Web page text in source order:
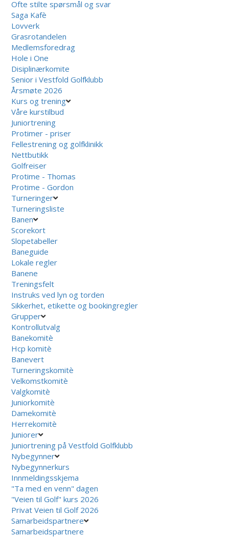
Ofte stilte spørsmål og svar
Saga Kafè
Lovverk
Grasrotandelen
Medlemsforedrag
Hole i One
Disiplinærkomite
Senior i Vestfold Golfklubb
Årsmøte 2026
Kurs og trening
Våre kurstilbud
Juniortrening
Protimer - priser
Fellestrening og golfklinikk
Nettbutikk
Golfreiser
Protime - Thomas
Protime - Gordon
Turneringer
Turneringsliste
Banen
Scorekort
Slopetabeller
Baneguide
Lokale regler
Banene
Treningsfelt
Instruks ved lyn og torden
Sikkerhet, etikette og bookingregler
Grupper
Kontrollutvalg
Banekomitè
Hcp komitè
Banevert
Turneringskomitè
Velkomstkomitè
Valgkomitè
Juniorkomitè
Damekomitè
Herrekomitè
Juniorer
Juniortrening på Vestfold Golfklubb
Nybegynner
Nybegynnerkurs
Innmeldingsskjema
"Ta med en venn" dagen
"Veien til Golf" kurs 2026
Privat Veien til Golf 2026
Samarbeidspartnere
Samarbeidspartnere